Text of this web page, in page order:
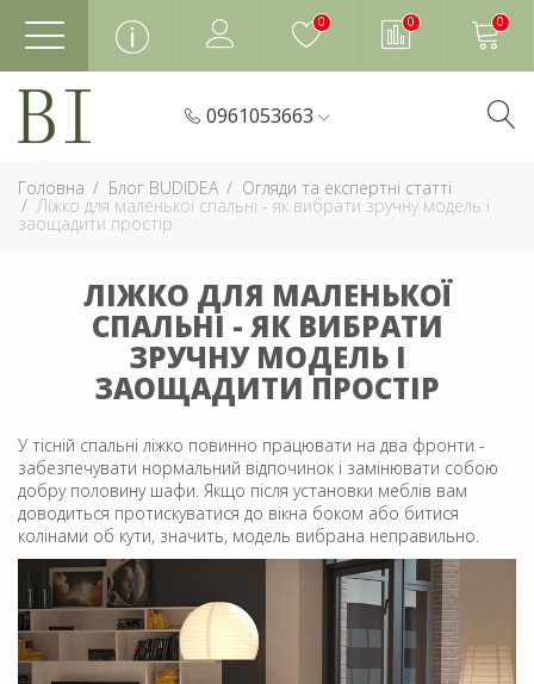
0 0 0
0961053663
Головна Блог BUDIDEA Огляди та експертні статті
Ліжко для маленької спальні - як вибрати зручну модель і
заощадити простір
ЛІЖКО ДЛЯ МАЛЕНЬКОЇ
СПАЛЬНІ - ЯК ВИБРАТИ
ЗРУЧНУ МОДЕЛЬ І
ЗАОЩАДИТИ ПРОСТІР
У тісній спальні ліжко повинно працювати на два фронти -
забезпечувати нормальний відпочинок і замінювати собою
добру половину шафи. Якщо після установки меблів вам
доводиться протискуватися до вікна боком або битися
колінами об кути, значить, модель вибрана неправильно.